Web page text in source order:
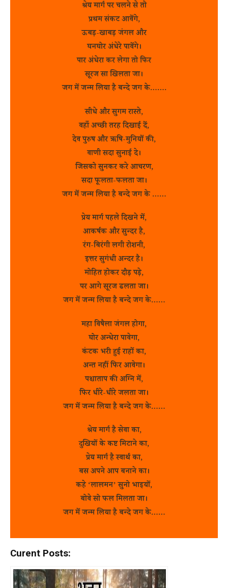
श्रेय मार्ग पर चलने से तो
प्रथम संकट आवेंगे,
ऊबड़-खाबड़ जंगल और
घनघोर अंधेरे पावेंगे।
पार अंधेरा कर लेगा तो फिर
सूरज सा खिलता जा।
जग में जन्म लिया है बन्दे जग के…….
सीधे और सुगम रास्ते,
वहाँ अच्छी तरह दिखाई दें,
देव पुरुष और ऋषि-मुनियों की,
वाणी सदा सुनाई दे।
जिसको सुनकर करे आचरण,
सदा फूलता-फलता जा।
जग में जन्म लिया है बन्दे जग के ……
प्रेय मार्ग पहले दिखने में,
आकर्षक और सुन्दर है,
रंग-बिरंगी लगी रोशनी,
इत्तर सुगंधी अन्दर है।
मोहित होकर दौड़ पड़े,
पर आगे सूरज ढलता जा।
जग में जन्म लिया है बन्दे जग के……
महा विषैला जंगल होगा,
घोर अन्धेरा पावेगा,
कंटक भरी हुई राहों का,
अन्त नहीं फिर आवेगा।
पश्चाताप की अग्नि में,
फिर धीरे-धीरे जलता जा।
जग में जन्म लिया है बन्दे जग के……
श्रेय मार्ग है सेवा का,
दुखियों के कष्ट मिटाने का,
प्रेय मार्ग है स्वार्थ का,
बस अपने आप बनाने का।
कहे ‘लालमन’ सुनो भाइयों,
बोवे सो फल मिलता जा।
जग में जन्म लिया है बन्दे जग के……
Curent Posts: